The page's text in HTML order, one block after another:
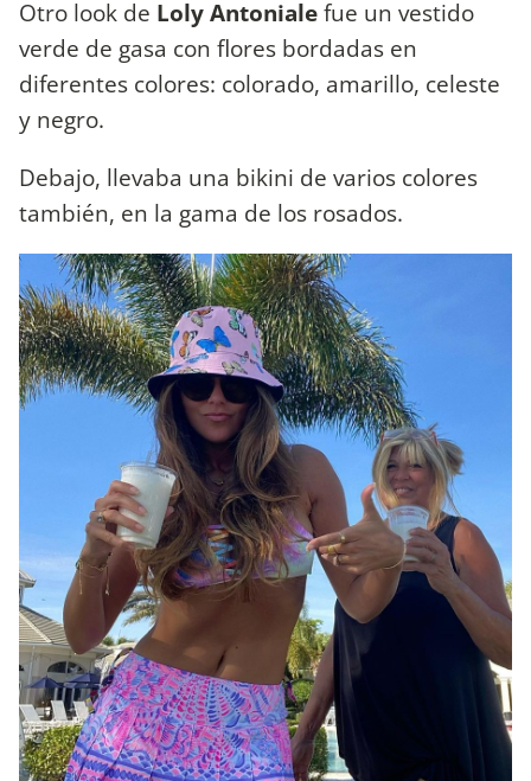
Otro look de Loly Antonialefue un vestido
verde de gasa con flores bordadas en
diferentes colores: colorado, amarillo, celeste
y negro.
Debajo, llevaba una bikini de varios colores
también, en la gama de los rosados.